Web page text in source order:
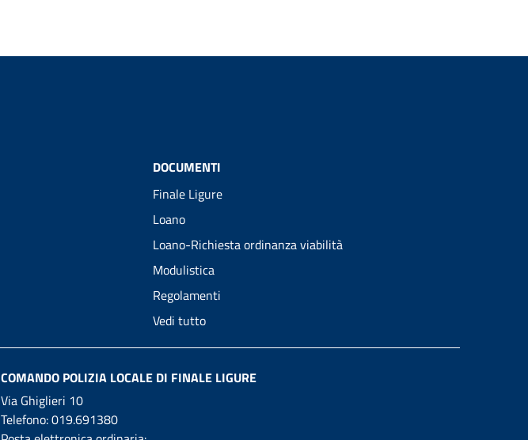
DOCUMENTI
Finale Ligure
Loano
Loano-Richiesta ordinanza viabilità
Modulistica
Regolamenti
Vedi tutto
COMANDO POLIZIA LOCALE DI FINALE LIGURE
Via Ghiglieri 10
Telefono:019.691380